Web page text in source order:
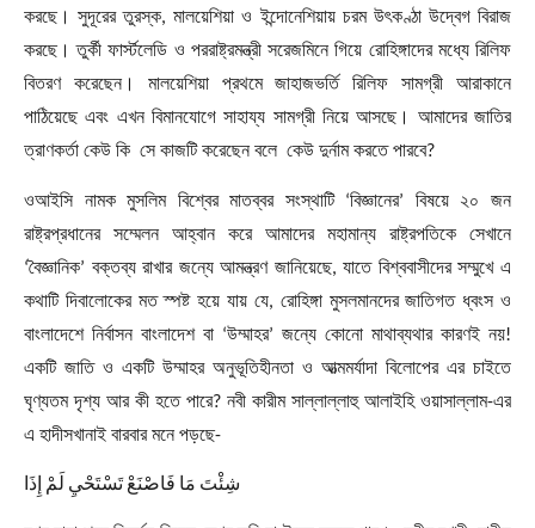
করছে। সুদূরের তুরস্ক,মালয়েশিয়া ও ইন্দোনেশিয়ায় চরম উৎকণ্ঠা উদ্বেগ বিরাজ
করছে। তুর্কী ফার্স্টলেডি ও পররাষ্ট্রমন্ত্রী সরেজমিনে গিয়ে রোহিঙ্গাদের মধ্যে রিলিফ
বিতরণ করেছেন। মালয়েশিয়া প্রথমে জাহাজভর্তি রিলিফ সামগ্রী আরাকানে
পাঠিয়েছে এবং এখন বিমানযোগে সাহায্য সামগ্রী নিয়ে আসছে। আমাদের জাতির
ত্রাণকর্তা কেউ কি সে কাজটি করেছেন বলে কেউ দুর্নাম করতে পারবে?
ওআইসি নামক মুসলিম বিশ্বের মাতব্বর সংস্থাটি ‘বিজ্ঞানের’ বিষয়ে ২০ জন
রাষ্ট্রপ্রধানের সম্মেলন আহ্বান করে আমাদের মহামান্য রাষ্ট্রপতিকে সেখানে
‘বৈজ্ঞানিক’ বক্তব্য রাখার জন্যে আমন্ত্রণ জানিয়েছে,যাতে বিশ্ববাসীদের সম্মুখে এ
কথাটি দিবালোকের মত স্পষ্ট হয়ে যায় যে, রোহিঙ্গা মুসলমানদের জাতিগত ধ্বংস ও
বাংলাদেশে নির্বাসন বাংলাদেশ বা ‘উম্মাহর’ জন্যে কোনো মাথাব্যথার কারণই নয়!
একটি জাতি ও একটি উম্মাহর অনুভূতিহীনতা ও আত্মমর্যাদা বিলোপের এর চাইতে
ঘৃণ্যতম দৃশ্য আর কী হতে পারে? নবী কারীম সাল্লাল্লাহু আলাইহি ওয়াসাল্লাম-এর
এ হাদীসখানাই বারবার মনে পড়ছে-
إِذَا لَمْ تَسْتَحْيِ فَاصْنَعْ مَا شِئْتَ